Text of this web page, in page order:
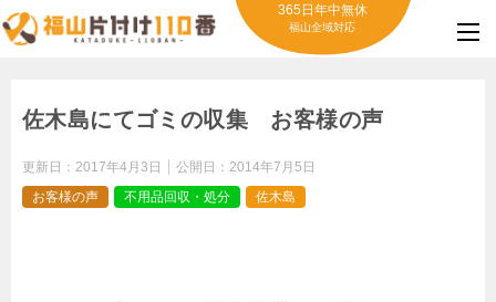
365日年中無休
福山全域対応
佐木島にてゴミの収集 お客様の声
更新日： 2017年4月3日 公開日： 2014年7月5日
お客様の声
不用品回収・処分 佐木島